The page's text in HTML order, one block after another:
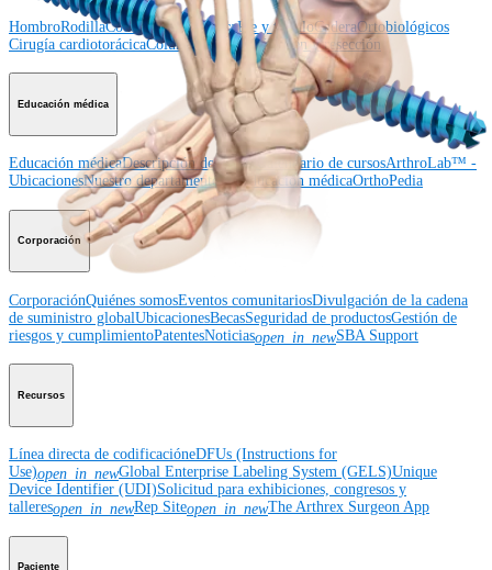
HombroRodillaCodoMano y muñecaPie y tobilloCaderaOrtobiológicos
Cirugía cardiotorácicaColumna vertebralImagen y resección
Educación médica
Educación médicaDescripción de cursos Calendario de cursosArthroLab™ -
UbicacionesNuestro departamento de educación médicaOrthoPedia
Corporación
CorporaciónQuiénes somosEventos comunitariosDivulgación de la cadena
de suministro globalUbicacionesBecasSeguridad de productosGestión de
riesgos y cumplimientoPatentesNoticiasopen_in_newSBA Support
Recursos
Línea directa de codificacióneDFUs (Instructions for
Use)open_in_newGlobal Enterprise Labeling System (GELS)Unique
Device Identifier (UDI)Solicitud para exhibiciones, congresos y
talleresopen_in_newRep Siteopen_in_newThe Arthrex Surgeon App
Paciente